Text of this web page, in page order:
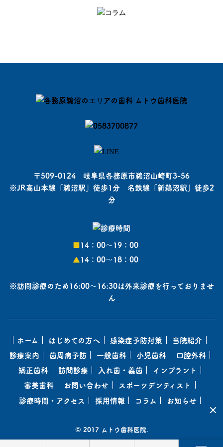
〒509-0124 岐阜県各務原市鵜沼山崎町3-56
※JR高山本線「鵜沼駅」徒歩1分 名鉄線「新鵜沼駅」徒歩2
分
■14：00〜19：00
▲14：00〜18：00
※訪問診療のため16:00～16:30は外来診療を行っておりませ
ん
ホーム はじめての方へ 感染症予防対策
当院紹介
診療案内
歯周病予防 一般歯科 小児歯科
口腔外科
矯正歯科
訪問診療 入れ歯・義歯
インプラント
審美歯科
お問い合わせ
スポーツデンティスト
診療時間・アクセス
採用情報 コラム お知らせ
© 2017 ムトウ歯科医院.